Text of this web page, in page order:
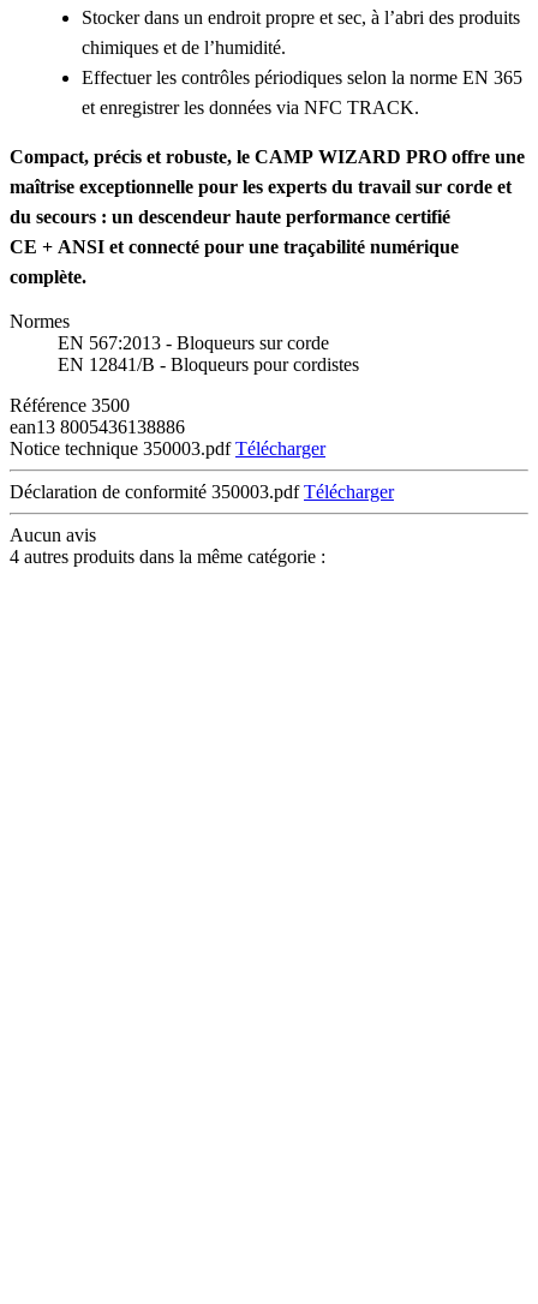
Stocker dans un endroit propre et sec, à l’abri des produits
chimiques et de l’humidité.
Effectuer les contrôles périodiques selon la norme EN 365
et enregistrer les données via NFC TRACK.
Compact, précis et robuste, le CAMP WIZARD PRO offre une
maîtrise exceptionnelle pour les experts du travail sur corde et
du secours : un descendeur haute performance certifié
CE + ANSI et connecté pour une traçabilité numérique
complète.
Normes
EN 567:2013 - Bloqueurs sur corde
EN 12841/B - Bloqueurs pour cordistes
Référence 3500
ean13 8005436138886
Notice technique 350003.pdfTélécharger
Déclaration de conformité 350003.pdfTélécharger
Aucun avis
4 autres produits dans la même catégorie :